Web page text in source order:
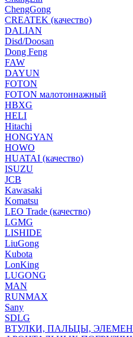
ChengGong
CREATEK (качество)
DALIAN
Disd/Doosan
Dong Feng
FAW
DAYUN
FOTON
FOTON малотоннажный
HBXG
HELI
Hitachi
HONGYAN
HOWO
HUATAI (качество)
ISUZU
JCB
Kawasaki
Komatsu
LEO Trade (качество)
LGMG
LISHIDE
LiuGong
Kubota
LonKing
LUGONG
MAN
RUNMAX
Sany
SDLG
ВТУЛКИ, ПАЛЬЦЫ,